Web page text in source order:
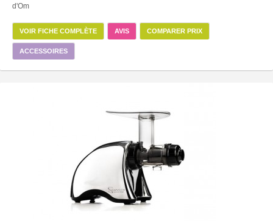
d'Om
VOIR FICHE COMPLÈTE AVIS COMPARER PRIX
ACCESSOIRES